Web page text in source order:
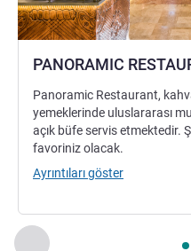
Önceki - Restoran
Sayfa , Restoran 1 :
PANORAMIC
Panoramic Restaurant,
yemeklerinde uluslararası
açık büfe servis etmektedir.
favoriniz olacak.
Ayrıntıları göster